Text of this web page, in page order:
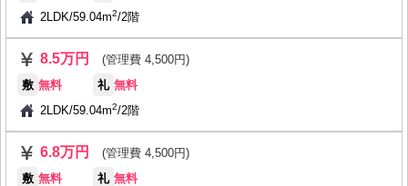
2LDK/59.04m2/2階
8.5万円
(管理費 4,500円)
敷 無料 礼 無料
2LDK/59.04m2/2階
6.8万円
(管理費 4,500円)
敷 無料 礼 無料